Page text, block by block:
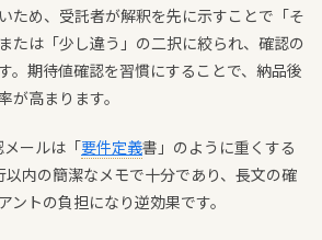
ため、受託者が解釈を先に示すことで「そ
たは「少し違う」の二択に絞られ、確認の
。期待値確認を習慣にすることで、納品後
が高まります。
メールは「要件定義書」のように重くする
内の簡潔なメモで十分であり、長文の確
ントの負担になり逆効果です。